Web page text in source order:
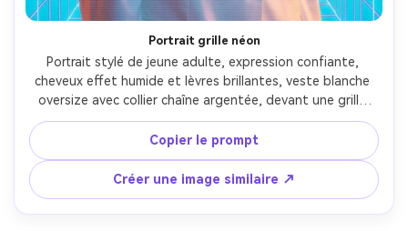
Portrait grille néon
Portrait stylé de jeune adulte, expression confiante,
cheveux effet humide et lèvres brillantes, veste blanche
oversize avec collier chaîne argentée, devant une grille
néon filaire lumineuse et un ciel en dégradé rose-cyan,
fines lignes VHS et éclat, lumière de bord
cinématographique, pris avec Sony A7IV, 85mm f/1.4,
faible profondeur de champ, ambiance mode éditoriale,
texture de peau photoréaliste, détail élevé, étalonnage
vaporwave --ar 4:5
Copier le prompt
Créer une image similaire ↗